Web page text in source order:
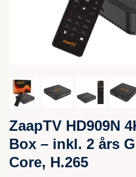
ZaapTV HD909N
Box – inkl. 2 års
Core, H.265